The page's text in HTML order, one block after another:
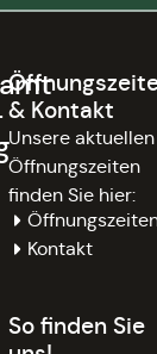
& Kontakt
Unsere aktuellen
Öffnungszeiten
finden Sie hier:
Kontakt
So finden Sie